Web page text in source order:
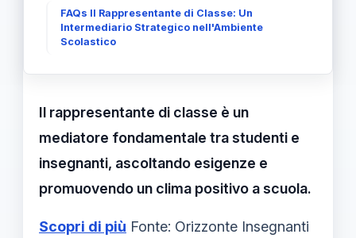
FAQs Il Rappresentante di Classe: Un
Intermediario Strategico nell'Ambiente
Scolastico
Il rappresentante di classe è un
mediatore fondamentale tra studenti e
insegnanti, ascoltando esigenze e
promuovendo un clima positivo a scuola.
Scopri di più Fonte: Orizzonte Insegnanti